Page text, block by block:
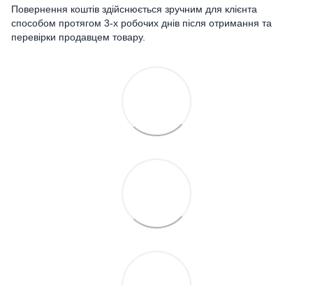
Повернення коштів здійснюється зручним для клієнта
способом протягом 3-х робочих днів після отримання та
перевірки продавцем товару.